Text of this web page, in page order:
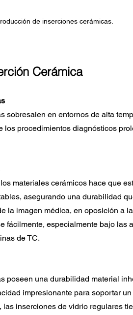
de inserciones cerámicas.
Cerámica
sobresalen en entornos de alta
los procedimientos diagnósticos
materiales cerámicos hace que
asegurando una durabilidad
la imagen médica, en oposición a
fácilmente, especialmente bajo las
de TC.
poseen una durabilidad material
impresionante para soportar
las inserciones de vidrio regulares